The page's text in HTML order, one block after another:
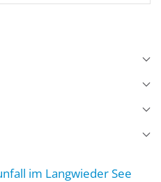
im Langwieder See